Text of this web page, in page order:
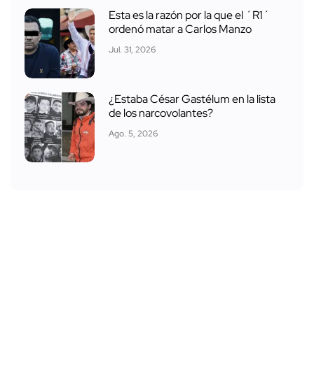
Esta es la razón por la que el ´R1´
ordenó matar a Carlos Manzo
Jul. 31, 2026
¿Estaba César Gastélum en la lista
de los narcovolantes?
Ago. 5, 2026